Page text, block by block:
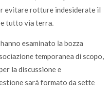
evitare rotture indesiderate il
tutto via terra.
esaminato la bozza
temporanea di scopo,
la discussione e
sarà formato da sette